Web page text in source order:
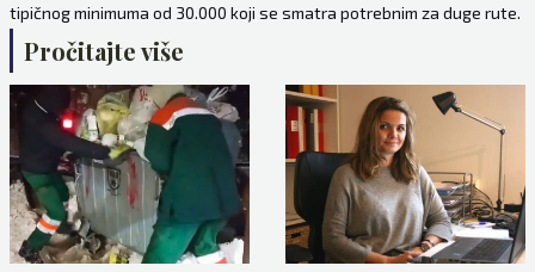
tipičnog minimuma od 30.000 koji se smatra potrebnim za duge rute.
Pročitajte više